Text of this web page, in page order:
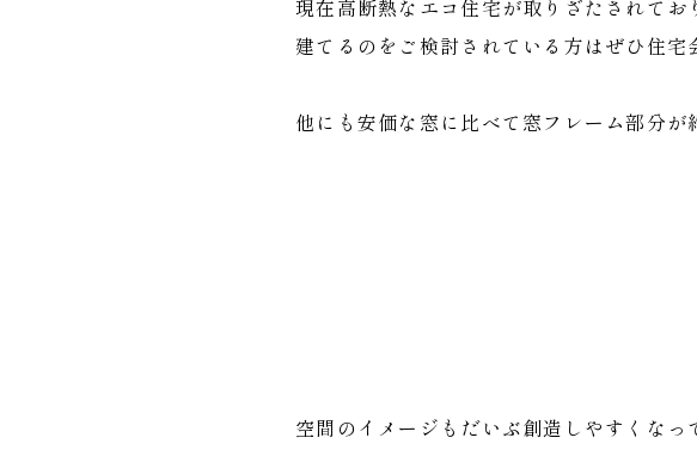
現在高断熱なエコ住宅が取りざたされて
建てるのをご検討されている方はぜひ住
他にも安価な窓に比べて窓フレーム部分
空間のイメージもだいぶ創造しやすくな